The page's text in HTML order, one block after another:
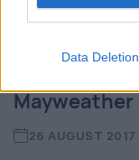
Data Deletion
Circ total la
Mayweather
26 AUGUST 2017